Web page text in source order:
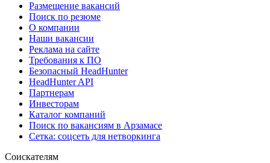
Размещение вакансий
Поиск по резюме
О компании
Наши вакансии
Реклама на сайте
Требования к ПО
Безопасный HeadHunter
HeadHunter API
Партнерам
Инвесторам
Каталог компаний
Поиск по вакансиям в Арзамасе
Сетка: соцсеть для нетворкинга
Соискателям